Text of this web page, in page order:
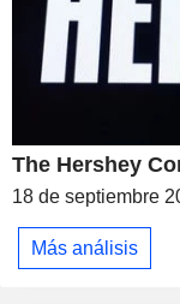
The Hershey
18 de septiembre
Más análisis